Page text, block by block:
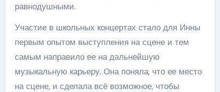
равнодушными.
Участие в школьных концертах стало для Инны
первым опытом выступления на сцене и тем
самым направило ее на дальнейшую
музыкальную карьеру. Она поняла, что ее место
на сцене, и сделала всё возможное, чтобы